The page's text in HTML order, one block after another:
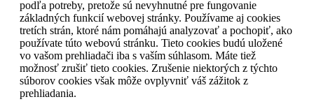
podľa potreby, pretože sú nevyhnutné pre fungovanie
základných funkcií webovej stránky. Používame aj cookies
tretích strán, ktoré nám pomáhajú analyzovať a pochopiť, ako
používate túto webovú stránku. Tieto cookies budú uložené
vo vašom prehliadači iba s vaším súhlasom. Máte tiež
možnosť zrušiť tieto cookies. Zrušenie niektorých z týchto
súborov cookies však môže ovplyvniť váš zážitok z
prehliadania.